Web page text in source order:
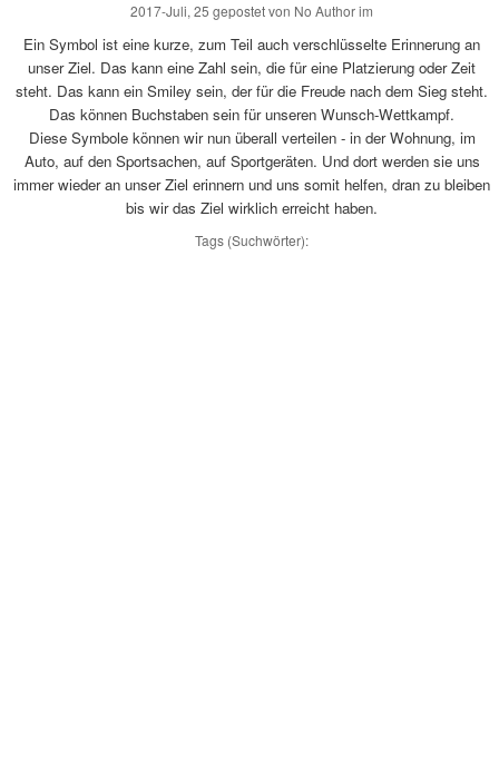
2017-Juli, 25 gepostet von No Author im
Ein Symbol ist eine kurze, zum Teil auch verschlüsselte Erinnerung an
unser Ziel. Das kann eine Zahl sein, die für eine Platzierung oder Zeit
steht. Das kann ein Smiley sein, der für die Freude nach dem Sieg steht.
Das können Buchstaben sein für unseren Wunsch-Wettkampf.
Diese Symbole können wir nun überall verteilen - in der Wohnung, im
Auto, auf den Sportsachen, auf Sportgeräten. Und dort werden sie uns
immer wieder an unser Ziel erinnern und uns somit helfen, dran zu bleiben
bis wir das Ziel wirklich erreicht haben.
Tags (Suchwörter):